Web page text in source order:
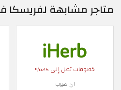
متاجر مشابهة لفريسكا
خصومات تصل إلى 25%
اي هيرب